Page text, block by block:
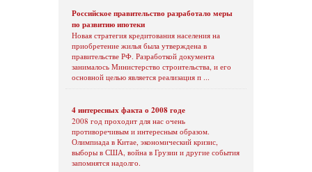
Российское правительство разработало меры
по развитию ипотеки
Новая стратегия кредитования населения на
приобретение жилья была утверждена в
правительстве РФ. Разработкой документа
занималось Министерство строительства, и его
основной целью является реализация п ...
4 интересных факта о 2008 годе
2008 год проходит для нас очень
противоречивым и интересным образом.
Олимпиада в Китае, экономический кризис,
выборы в США, война в Грузии и другие события
запомнятся надолго.